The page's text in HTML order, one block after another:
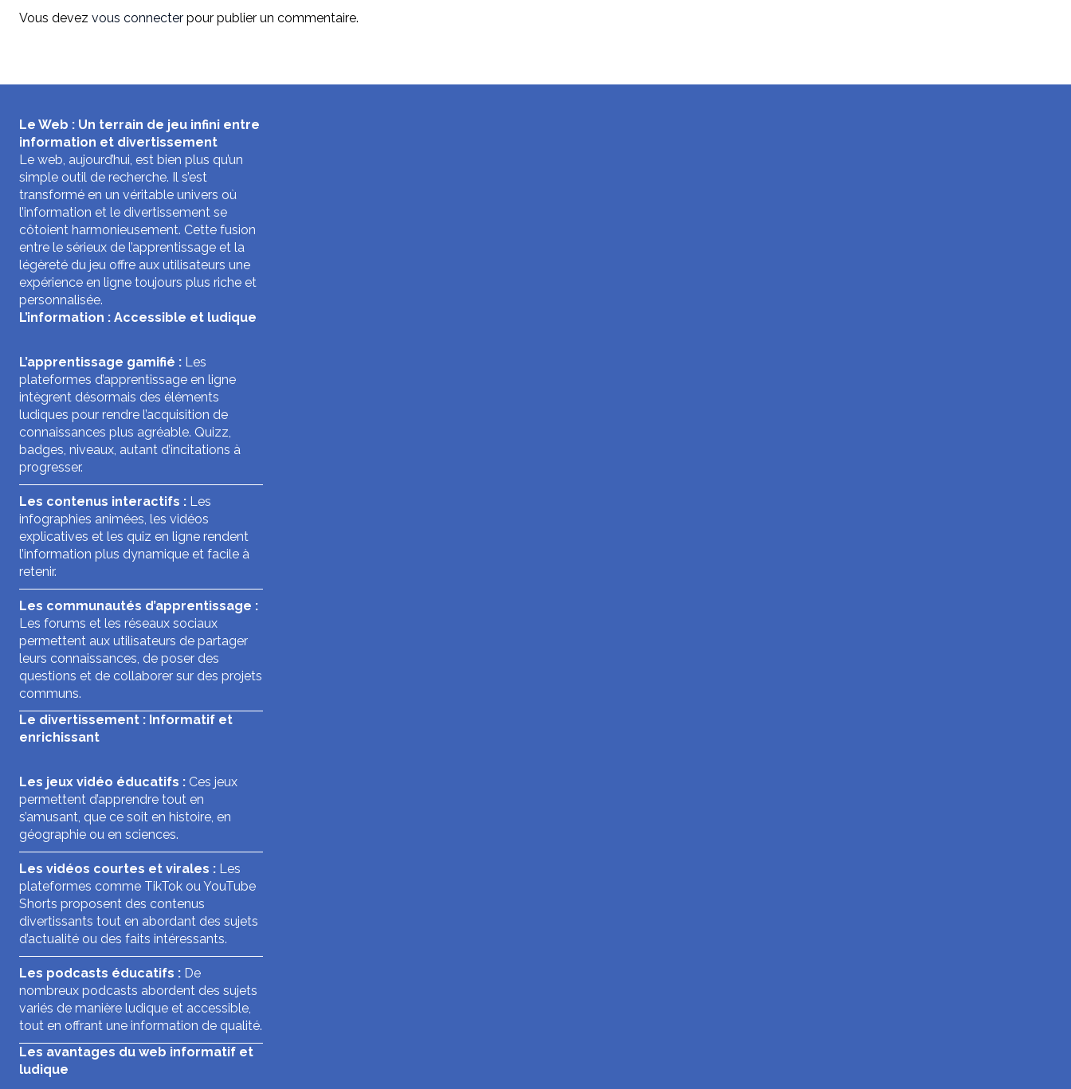
Vous devez vous connecter pour publier un commentaire.
Le Web : Un terrain de jeu infini entre
information et divertissement
Le web, aujourd’hui, est bien plus qu’un
simple outil de recherche. Il s’est
transformé en un véritable univers où
l’information et le divertissement se
côtoient harmonieusement. Cette fusion
entre le sérieux de l’apprentissage et la
légèreté du jeu offre aux utilisateurs une
expérience en ligne toujours plus riche et
personnalisée.
L’information : Accessible et ludique
L’apprentissage gamifié : Les
plateformes d’apprentissage en ligne
intègrent désormais des éléments
ludiques pour rendre l’acquisition de
connaissances plus agréable. Quizz,
badges, niveaux, autant d’incitations à
progresser.
Les contenus interactifs : Les
infographies animées, les vidéos
explicatives et les quiz en ligne rendent
l’information plus dynamique et facile à
retenir.
Les communautés d’apprentissage :
Les forums et les réseaux sociaux
permettent aux utilisateurs de partager
leurs connaissances, de poser des
questions et de collaborer sur des projets
communs.
Le divertissement : Informatif et
enrichissant
Les jeux vidéo éducatifs : Ces jeux
permettent d’apprendre tout en
s’amusant, que ce soit en histoire, en
géographie ou en sciences.
Les vidéos courtes et virales : Les
plateformes comme TikTok ou YouTube
Shorts proposent des contenus
divertissants tout en abordant des sujets
d’actualité ou des faits intéressants.
Les podcasts éducatifs : De
nombreux podcasts abordent des sujets
variés de manière ludique et accessible,
tout en offrant une information de qualité.
Les avantages du web informatif et
ludique